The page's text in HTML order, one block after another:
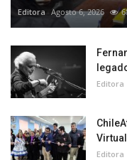
Editora Agosto 6, 2026
Editora
Editora